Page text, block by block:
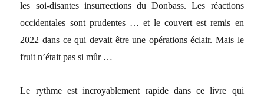
les soi-disantes insurrections du Donbass. Les réactions
occidentales sont prudentes … et le couvert est remis en
2022 dans ce qui devait être une opérations éclair. Mais le
fruit n’était pas si mûr …
Le rythme est incroyablement rapide dans ce livre qui